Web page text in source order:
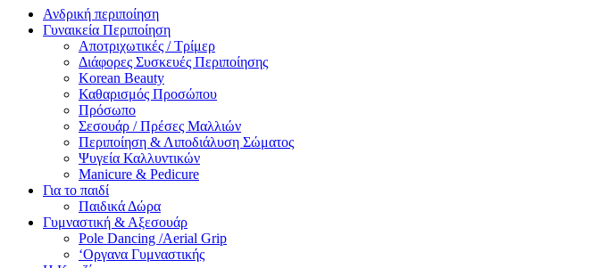
Ανδρική περιποίηση
Γυναικεία Περιποίηση
Αποτριχωτικές / Τρίμερ
Διάφορες Συσκευές Περιποίησης
Korean Beauty
Καθαρισμός Προσώπου
Πρόσωπο
Σεσουάρ / Πρέσες Μαλλιών
Περιποίηση & Λιποδιάλυση Σώματος
Ψυγεία Καλλυντικών
Manicure & Pedicure
Για το παιδί
Παιδικά Δώρα
Γυμναστική & Αξεσουάρ
Pole Dancing /Aerial Grip
‘Οργανα Γυμναστικής